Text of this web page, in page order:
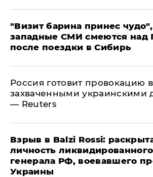
"Визит барина принес
западные СМИ смеются над
после поездки в Сибирь
​Россия готовит провокацию
захваченными украинскими
— Reuters
​Взрыв в Balzi Rossi:
личность ликвидированного
генерала РФ, воевавшего
Украины